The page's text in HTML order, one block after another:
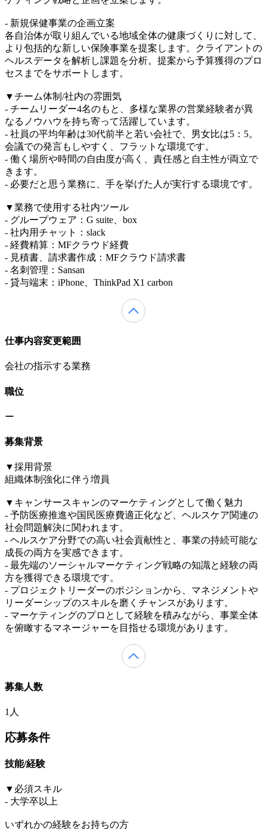
- 新規保健事業の企画立案
各自治体が取り組んでいる地域全体の健康づくりに対して、
より包括的な新しい保険事業を提案します。クライアントの
ヘルスデータを解析し課題を分析。提案から予算獲得のプロ
セスまでをサポートします。
▼チーム体制/社内の雰囲気
- チームリーダー4名のもと、多様な業界の営業経験者が異
なるノウハウを持ち寄って活躍しています。
- 社員の平均年齢は30代前半と若い会社で、男女比は5：5。
会議での発言もしやすく、フラットな環境です。
- 働く場所や時間の自由度が高く、責任感と自主性が両立で
きます。
- 必要だと思う業務に、手を挙げた人が実行する環境です。
▼業務で使用する社内ツール
- グループウェア：G suite、box
- 社内用チャット：slack
- 経費精算：MFクラウド経費
- 見積書、請求書作成：MFクラウド請求書
- 名刺管理：Sansan
- 貸与端末：iPhone、ThinkPad X1 carbon
仕事内容変更範囲
会社の指示する業務
職位
ー
募集背景
▼採用背景
組織体制強化に伴う増員
▼キャンサースキャンのマーケティングとして働く魅力
- 予防医療推進や国民医療費適正化など、ヘルスケア関連の
社会問題解決に関われます。
- ヘルスケア分野での高い社会貢献性と、事業の持続可能な
成長の両方を実感できます。
- 最先端のソーシャルマーケティング戦略の知識と経験の両
方を獲得できる環境です。
- プロジェクトリーダーのポジションから、マネジメントや
リーダーシップのスキルを磨くチャンスがあります。
- マーケティングのプロとして経験を積みながら、事業全体
を俯瞰するマネージャーを目指せる環境があります。
募集人数
1人
応募条件
技能/経験
▼必須スキル
- 大学卒以上
いずれかの経験をお持ちの方